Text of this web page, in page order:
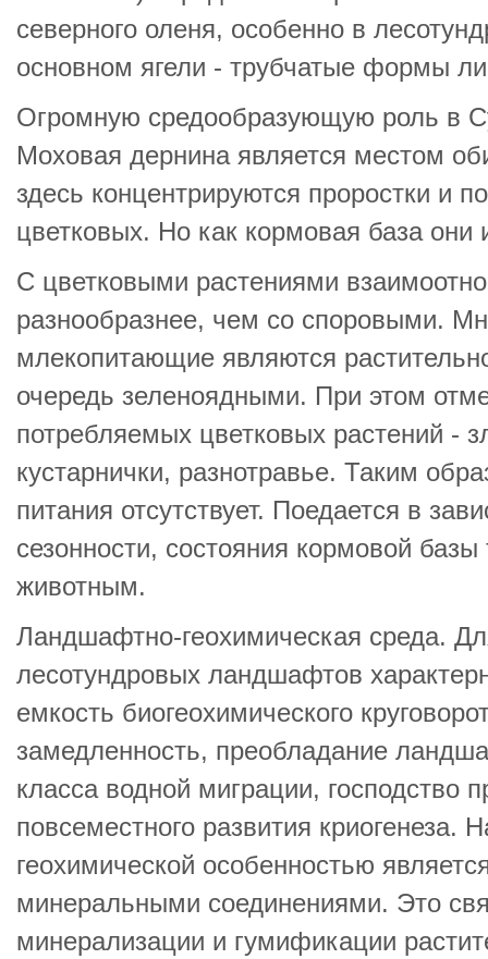
северного оленя, особенно в
основном ягели - трубчатые формы
Огромную средообразующую роль в
Моховая дернина является местом
здесь концентрируются проростки и
цветковых. Но как кормовая база они
С цветковыми растениями
разнообразнее, чем со споровыми.
млекопитающие являются
очередь зеленоядными. При этом
потребляемых цветковых растений -
кустарнички, разнотравье. Таким
питания отсутствует. Поедается в
сезонности, состояния кормовой
животным.
Ландшафтно-геохимическая среда.
лесотундровых ландшафтов
емкость биогеохимического
замедленность, преобладание
класса водной миграции, господство
повсеместного развития криогенеза.
геохимической особенностью
минеральными соединениями. Это
минерализации и гумификации